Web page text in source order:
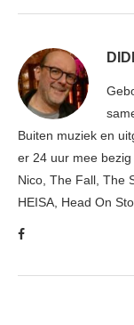
Buiten muziek en
er 24 uur mee
Nico, The Fall, The
HEISA, Head On